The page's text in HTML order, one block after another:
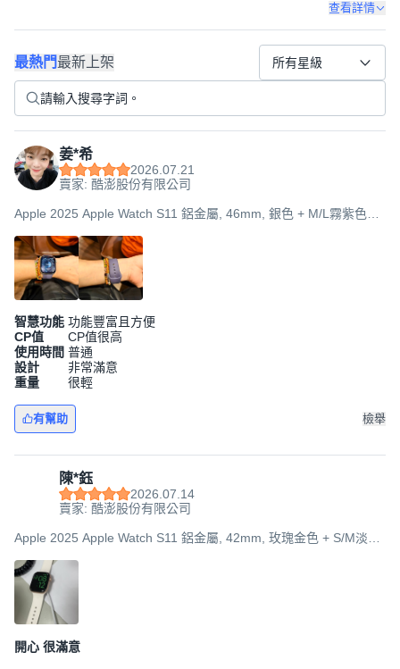
查看詳情
最熱門最新上架 所有星級
姜*希
2026.07.21
賣家: 酷澎股份有限公司
Apple 2025 Apple Watch S11 鋁金屬, 46mm, 銀色 + M/L霧紫色運
智慧功能 功能豐富且方便
CP值
CP值很高
使用時間 普通
設計
非常滿意
重量
很輕
有幫助 檢舉
陳*鈺
2026.07.14
賣家: 酷澎股份有限公司
Apple 2025 Apple Watch S11 鋁金屬, 42mm, 玫瑰金色 + S/M淡胭
開心 很滿意